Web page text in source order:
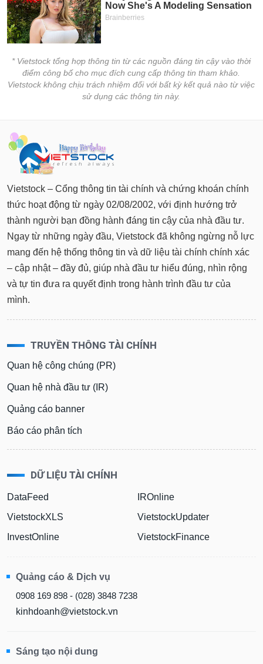
* Vietstock tổng hợp thông tin từ các nguồn đáng tin cậy vào thời
điểm công bố cho mục đích cung cấp thông tin tham khảo.
Vietstock không chịu trách nhiệm đối với bất kỳ kết quả nào từ việc
sử dụng các thông tin này.
Vietstock – Cổng thông tin tài chính và chứng khoán chính
thức hoạt động từ ngày 02/08/2002, với định hướng trở
thành người bạn đồng hành đáng tin cậy của nhà đầu tư.
Ngay từ những ngày đầu, Vietstock đã không ngừng nỗ lực
mang đến hệ thống thông tin và dữ liệu tài chính chính xác
– cập nhật – đầy đủ, giúp nhà đầu tư hiểu đúng, nhìn rộng
và tự tin đưa ra quyết định trong hành trình đầu tư của
mình.
TRUYỀN THÔNG TÀI CHÍNH
Quan hệ công chúng (PR)
Quan hệ nhà đầu tư (IR)
Quảng cáo banner
Báo cáo phân tích
DỮ LIỆU TÀI CHÍNH
DataFeed
VietstockXLS
InvestOnline
IROnline
VietstockUpdater
VietstockFinance
Quảng cáo & Dịch vụ
0908 169 898 - (028) 3848 7238
kinhdoanh@vietstock.vn
Sáng tạo nội dung